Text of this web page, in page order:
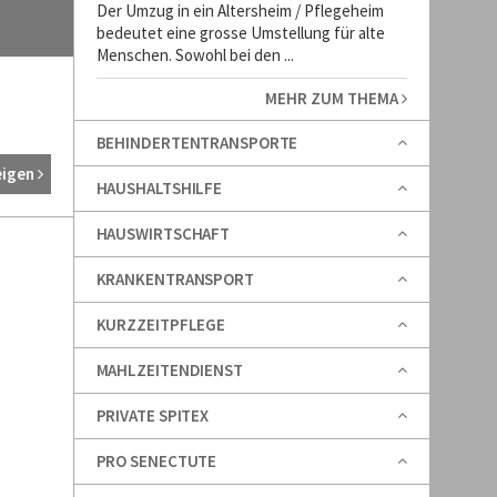
Der Umzug in ein Altersheim / Pflegeheim
bedeutet eine grosse Umstellung für alte
Menschen. Sowohl bei den ...
MEHR ZUM THEMA
BEHINDERTENTRANSPORTE
HAUSHALTSHILFE
HAUSWIRTSCHAFT
KRANKENTRANSPORT
KURZZEITPFLEGE
MAHLZEITENDIENST
PRIVATE SPITEX
PRO SENECTUTE